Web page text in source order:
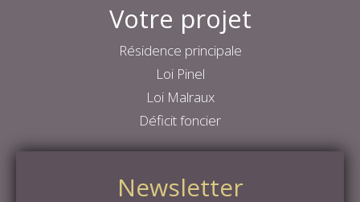
Votre projet
Résidence principale
Loi Pinel
Loi Malraux
Déficit foncier
Newsletter